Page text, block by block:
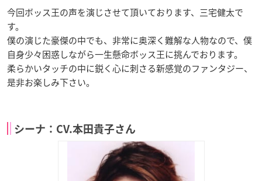
今回ボッス王の声を演じさせて頂いております、三宅健太で
す。
僕の演じた豪傑の中でも、非常に奥深く難解な人物なので、僕
自身少々困惑しながら一生懸命ボッス王に挑んでおります。
柔らかいタッチの中に鋭く心に刺さる新感覚のファンタジー、
是非お楽しみ下さい。
シーナ：CV.本田貴子さん